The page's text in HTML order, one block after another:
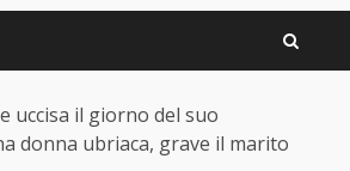
uccisa il giorno del suo
donna ubriaca, grave il marito